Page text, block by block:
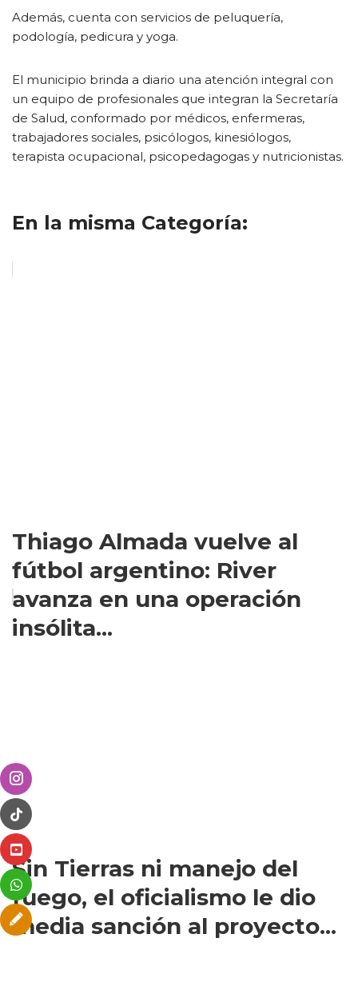
Además, cuenta con servicios de peluquería,
podología, pedicura y yoga.
El municipio brinda a diario una atención integral con
un equipo de profesionales que integran la Secretaría
de Salud, conformado por médicos, enfermeras,
trabajadores sociales, psicólogos, kinesiólogos,
terapista ocupacional, psicopedagogas y nutricionistas.
En la misma Categoría:
Thiago Almada vuelve al
fútbol argentino: River
avanza en una operación
insólita...
Sin Tierras ni manejo del
fuego, el oficialismo le dio
media sanción al proyecto...